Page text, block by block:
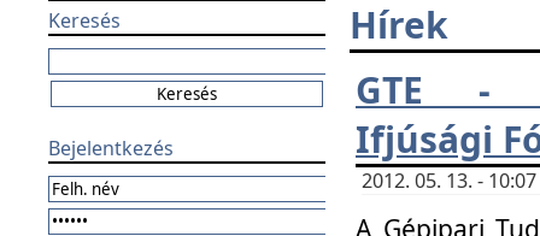
Keresés
Bejelentkezés
Hírek
GTE -
Ifjúsági
2012. 05. 13. -
A Gépipari